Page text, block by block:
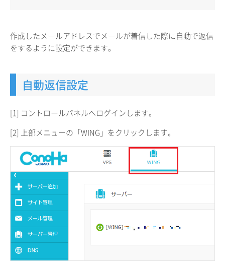
作成したメールアドレスでメールが着信した際に自動で返信
をするように設定ができます。
自動返信設定
[1] コントロールパネルへログインします。
[2] 上部メニューの「WING」をクリックします。